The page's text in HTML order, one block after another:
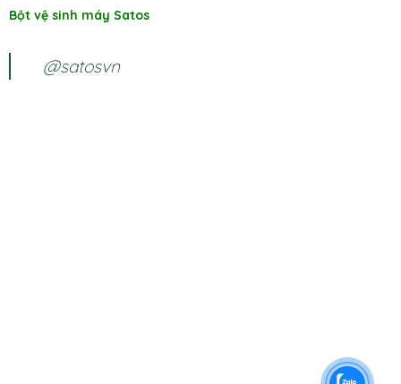
Bột vệ sinh máy Satos
@satosvn